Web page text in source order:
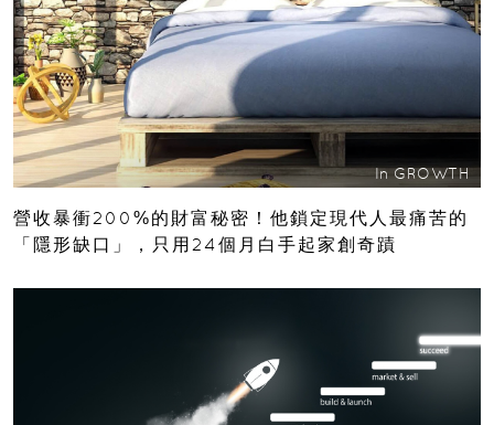
In GROWTH
營收暴衝200%的財富秘密！他鎖定現代人最痛苦的
「隱形缺口」，只用24個月白手起家創奇蹟